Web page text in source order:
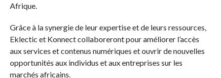
Afrique.
Grâce à la synergie de leur expertise et de leurs ressources,
Eklectic et Konnect collaboreront pour améliorer l’accès
aux services et contenus numériques et ouvrir de nouvelles
opportunités aux individus et aux entreprises sur les
marchés africains.